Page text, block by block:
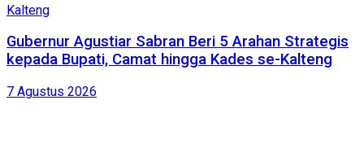
Kalteng
Gubernur Agustiar Sabran Beri 5 Arahan Strategis
kepada Bupati, Camat hingga Kades se-Kalteng
7 Agustus 2026